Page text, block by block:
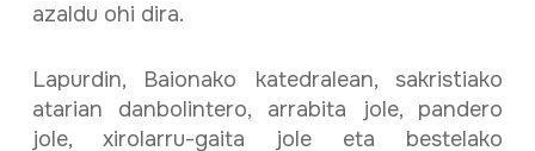
azaldu ohi dira.
Lapurdin, Baionako katedralean, sakristiako
atarian danbolintero, arrabita jole, pandero
jole, xirolarru-gaita jole eta bestelako